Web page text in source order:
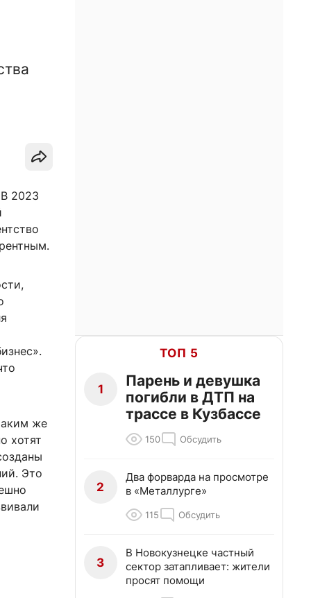
2023
же
хотят
Это
ТОП 5
1
Парень и девушка
погибли в ДТП на
трассе в Кузбассе
150 Обсудить
2
Два форварда на просмотре
в «Металлурге»
115 Обсудить
3
В Новокузнецке частный
сектор затапливает: жители
просят помощи